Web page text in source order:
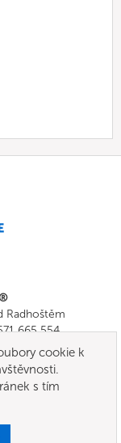
Radhoštěm
665 554
cookie k
s tím